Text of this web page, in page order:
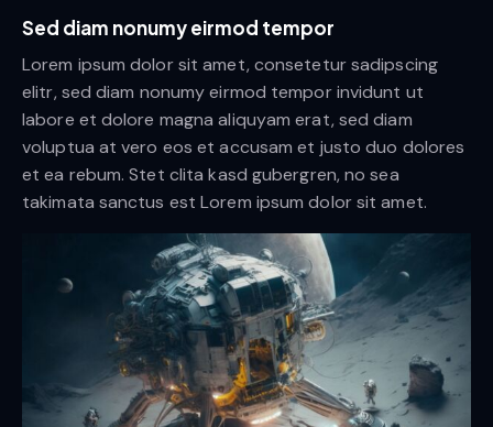
Sed diam nonumy eirmod tempor
Lorem ipsum dolor sit amet, consetetur sadipscing
elitr, sed diam nonumy eirmod tempor invidunt ut
labore et dolore magna aliquyam erat, sed diam
voluptua at vero eos et accusam et justo duo dolores
et ea rebum. Stet clita kasd gubergren, no sea
takimata sanctus est Lorem ipsum dolor sit amet.